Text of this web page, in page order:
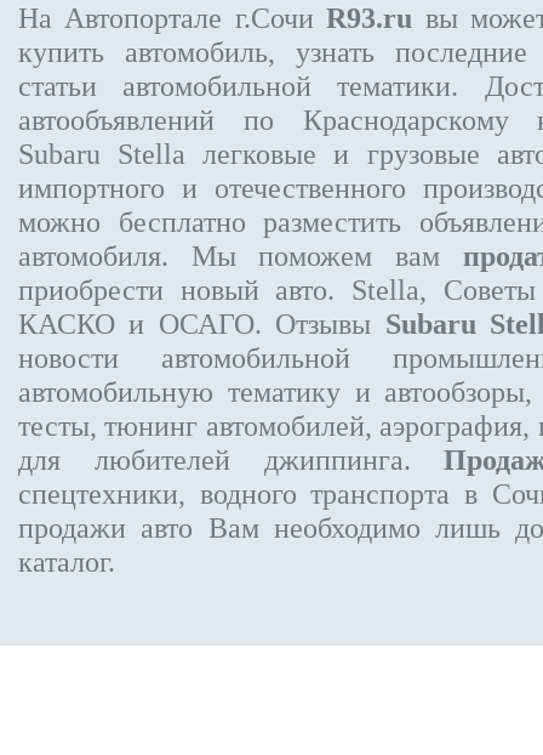
На Автопортале г.СочиR93.ru вы
купить автомобиль, узнать
статьи автомобильной тематики.
автообъявлений по
Subaru Stella легковые и грузовые
импортного и отечественного
можно бесплатно разместить
автомобиля. Мы поможем вам
приобрести новый авто. Stella, Советы
КАСКО и ОСАГО. Отзывы Subaru
новости автомобильной
автомобильную тематику и
тесты, тюнинг автомобилей,
для любителей джиппинга.
спецтехники, водного транспорта в
продажи авто Вам необходимо лишь
каталог.